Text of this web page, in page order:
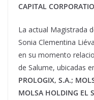
CAPITAL
La actual Magistrada
Sonia Clementina
en su momento
de Salume, ubicadas
PROLOGIX, S.A.;
MOLSA HOLDING EL